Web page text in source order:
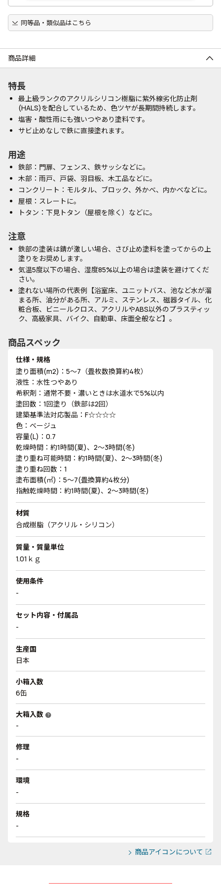
同等品・類似品はこちら
商品詳細
特長
最上級ランクのアクリルシリコン樹脂に紫外線劣化防止剤
(HALS)を配合しているため、色ツヤが長期間持続します。
塩害・酸性雨にも強いつやあり塗料です。
サビ止めなしで鉄に直接塗れます。
用途
鉄部：門扉、フェンス、鉄サッシなどに。
木部：雨戸、戸袋、羽目板、木工品などに。
コンクリート：モルタル、ブロック、外かべ、内かべなどに。
屋根：スレートに。
トタン：下見トタン（屋根を除く）などに。
注意
鉄部の塗装は錆が激しい場合、さび止め塗料を塗ってからの上
塗りをお奨めします。
気温5度以下の場合、湿度85%以上の場合は塗装を避けてくだ
さい。
塗れない場所の代表例【浴室床、ユニットバス、池など水が溜
まる所、油分がある所、アルミ、ステンレス、磁器タイル、化
粧合板、ビニールクロス、アクリルやABS以外のプラスティッ
ク、高級家具、バイク、自動車、床面全般など】。
商品スペック
仕様・規格
塗り面積(m2)：5～7（畳枚数換算約4枚）
液性：水性つやあり
希釈剤：通常不要・濃いときは水道水で5%以内
塗回数：1回塗り（鉄部は2回）
建築基準法対応製品：F☆☆☆☆
色：ベージュ
容量(L)：0.7
乾燥時間：約1時間(夏)、2～3時間(冬)
塗り重ね可能時間：約1時間(夏)、2～3時間(冬)
塗り重ね回数：1
塗布面積(㎡)：5～7(畳換算約4枚分)
指触乾燥時間：約1時間(夏)、2～3時間(冬)
材質
合成樹脂（アクリル・シリコン）
質量・質量単位
1.01ｋｇ
使用条件
-
セット内容・付属品
-
生産国
日本
小箱入数
6缶
大箱入数 help
-
修理
-
環境
-
規格
-
商品アイコンについて